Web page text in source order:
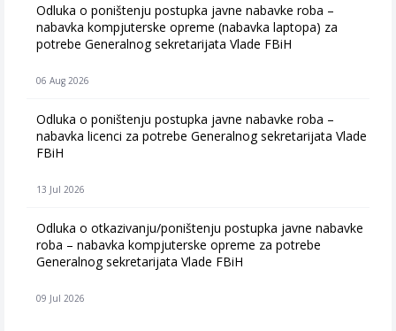
Odluka o poništenju postupka javne nabavke roba –
nabavka kompjuterske opreme (nabavka laptopa) za
potrebe Generalnog sekretarijata Vlade FBiH
06 Aug 2026
Odluka o poništenju postupka javne nabavke roba –
nabavka licenci za potrebe Generalnog sekretarijata Vlade
FBiH
13 Jul 2026
Odluka o otkazivanju/poništenju postupka javne nabavke
roba – nabavka kompjuterske opreme za potrebe
Generalnog sekretarijata Vlade FBiH
09 Jul 2026